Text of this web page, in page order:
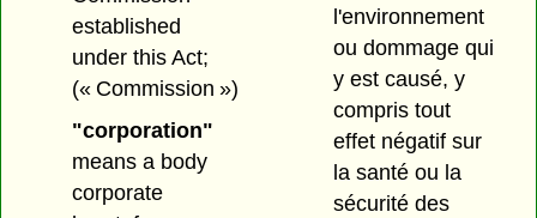
established
under this Act;
(« Commission »)
"corporation"
means a body
corporate
l'environnement
ou dommage qui
y est causé, y
compris tout
effet négatif sur
la santé ou la
sécurité des